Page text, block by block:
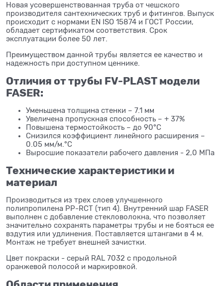
Новая усовершенствованная труба от чешского
производителя сантехнических труб и фитингов. Выпуск
происходит с нормами EN ISO 15874 и ГОСТ России,
обладает сертификатом соответствия. Срок
эксплуатации более 50 лет.
Преимуществом данной трубы является ее качество и
надежность при доступном ценнике.
Отличия от трубы FV-PLAST модели
FASER:
Уменьшена толщина стенки – 7.1 мм
Увеличена пропускная способность – + 37%
Повышена термостойкость – до 90°C
Снизился коэффициент линейного расширения –
0.05 мм/м.°C
Выросшие показатели рабочего давления - 2,0 МПа
Технические характеристики и
материал
Производиться из трех слоев улучшенного
полипропилена PP-RCT (тип 4). Внутренний шар FASER
выполнен с добавление стекловолокна, что позволяет
значительно сохранять параметры трубы и не бояться ее
вздутия или удлинения. Поставляется штангами в 4 м.
Монтаж не требует внешней зачистки.
Цвет покраски - серый RAL 7032 с продольной
оранжевой полосой и маркировкой.